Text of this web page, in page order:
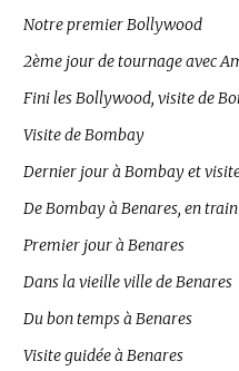
Notre premier Bollywood
2ème jour de tournage avec
Fini les Bollywood, visite de
Visite de Bombay
Dernier jour à Bombay et
De Bombay à Benares, en train
Premier jour à Benares
Dans la vieille ville de Benares
Du bon temps à Benares
Visite guidée à Benares